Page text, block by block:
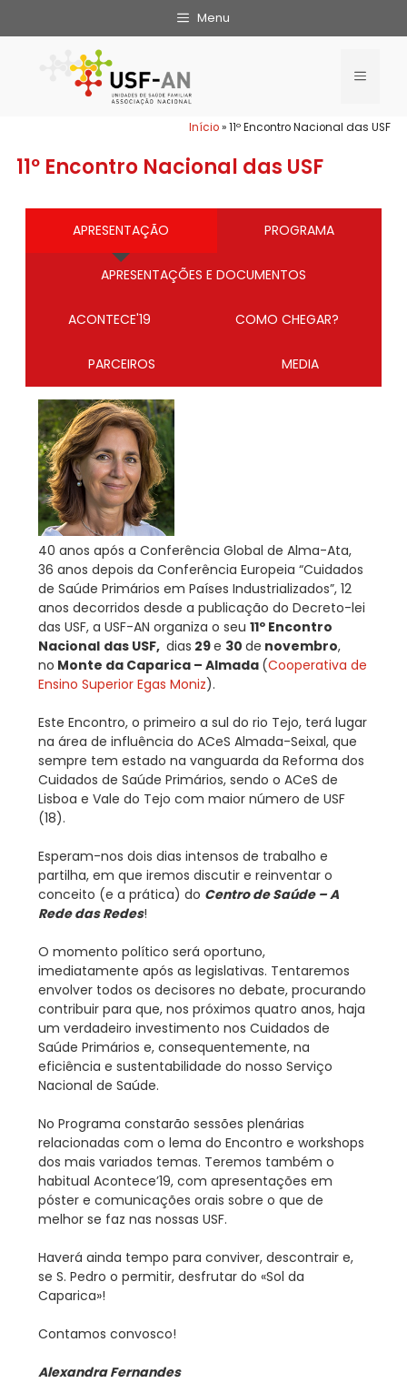
Menu
Início»11º Encontro Nacional das USF
11º Encontro Nacional das USF
APRESENTAÇÃO PROGRAMA
APRESENTAÇÕES E DOCUMENTOS
ACONTECE'19 COMO CHEGAR?
PARCEIROS MEDIA
40 anos após a Conferência Global de Alma-Ata,
36 anos depois da Conferência Europeia “Cuidados
de Saúde Primários em Países Industrializados”, 12
anos decorridos desde a publicação do Decreto-lei
das USF, a USF-AN organiza o seu 11º Encontro
Nacional das USF, dias 29e 30 de novembro,
no Monte da Caparica – Almada (Cooperativa de
Ensino Superior Egas Moniz).
Este Encontro, o primeiro a sul do rio Tejo, terá lugar
na área de influência do ACeS Almada-Seixal, que
sempre tem estado na vanguarda da Reforma dos
Cuidados de Saúde Primários, sendo o ACeS de
Lisboa e Vale do Tejo com maior número de USF
(18).
Esperam-nos dois dias intensos de trabalho e
partilha, em que iremos discutir e reinventar o
conceito (e a prática) do Centro de Saúde – A
Rede das Redes!
O momento político será oportuno,
imediatamente após as legislativas. Tentaremos
envolver todos os decisores no debate, procurando
contribuir para que, nos próximos quatro anos, haja
um verdadeiro investimento nos Cuidados de
Saúde Primários e, consequentemente, na
eficiência e sustentabilidade do nosso Serviço
Nacional de Saúde.
No Programa constarão sessões plenárias
relacionadas com o lema do Encontro e workshops
dos mais variados temas. Teremos também o
habitual Acontece’19, com apresentações em
póster e comunicações orais sobre o que de
melhor se faz nas nossas USF.
Haverá ainda tempo para conviver, descontrair e,
se S. Pedro o permitir, desfrutar do «Sol da
Caparica»!
Contamos convosco!
Alexandra Fernandes